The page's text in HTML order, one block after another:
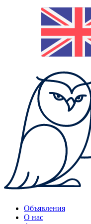
Объявления
О нас